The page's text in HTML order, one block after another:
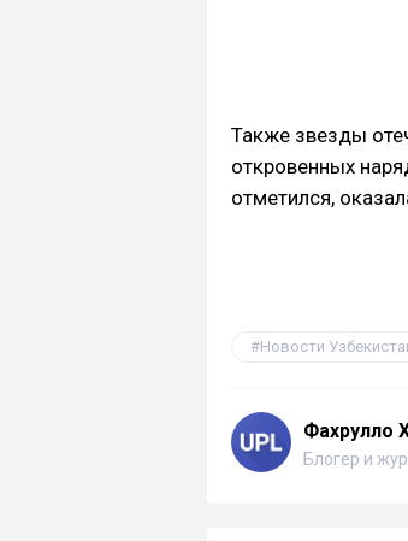
Также звезды
откровенных
отметился,
Новости
Фахрулло
Блогер и